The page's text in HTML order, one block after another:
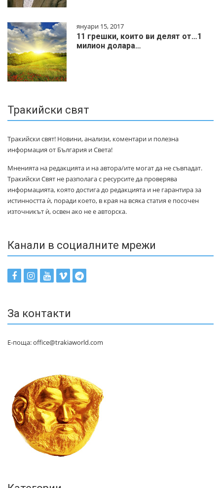
януари 15, 2017
11 грешки, които ви делят от…1
милиoн дoлapa…
Тракийски свят
Тракийски свят! Новини, анализи, коментари и полезна
информация от България и Света!
Мненията на редакцията и на автора/ите могат да не съвпадат.
Тракийски Свят не разполага с ресурсите да проверява
информацията, която достига до редакцията и не гарантира за
истинността ѝ, поради което, в края на всяка статия е посочен
източникът ѝ, освен ако не е авторска.
Канали в социалните мрежи
За контакти
Е-поща: office@trakiaworld.com